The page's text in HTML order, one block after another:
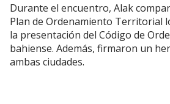
Durante el encuentro, Alak
Plan de Ordenamiento Territorial
la presentación del Código de
bahiense. Además, firmaron un
ambas ciudades.